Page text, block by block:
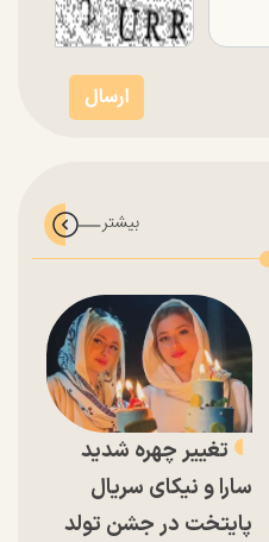
تغییر چهره شدید
سارا و نیکای سریال
پایتخت در جشن تولد